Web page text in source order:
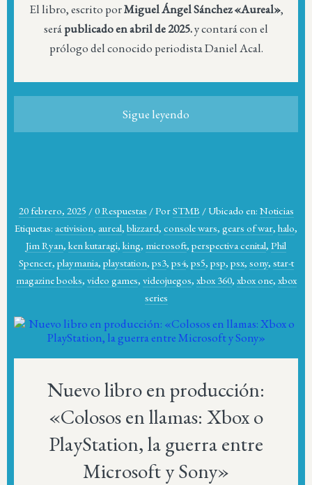
El libro, escrito porMiguel Ángel Sánchez «Aureal»,
serápublicado en abril de 2025.y contará con el
prólogo del conocido periodista Daniel Acal.
Sigue leyendo
20 febrero, 2025 /0 Respuestas /PorSTMB / Ubicado en: Noticias
Etiquetas: activision, aureal, blizzard, console wars, gears of war, halo,
Jim Ryan, ken kutaragi, king, microsoft, perspectiva cenital, Phil
Spencer, playmania, playstation, ps3, ps4, ps5, psp, psx, sony, star-t
magazine books, video games, videojuegos, xbox 360, xbox one, xbox
series
Nuevo libro en producción:
«Colosos en llamas: Xbox o
PlayStation, la guerra entre
Microsoft y Sony»